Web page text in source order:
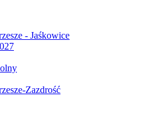
- Jaśkowice
Zazdrość